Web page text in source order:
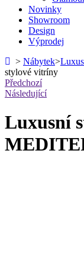
Novinky
Showroom
Design
Výprodej
> Nábytek>
stylové vitríny
Předchozí
Následující
Luxusní